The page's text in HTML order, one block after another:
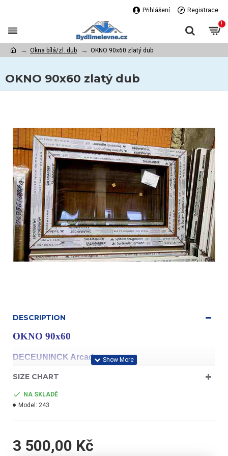
Přihlášení Registrace
!
Okna bílá/zl. dub OKNO 90x60 zlatý dub
OKNO 90x60 zlatý dub
DESCRIPTION
OKNO 90x60
DECEUNINCK Arcade
SIZE CHART
NA SKLADĚ
Model: 243
3 500,00 Kč